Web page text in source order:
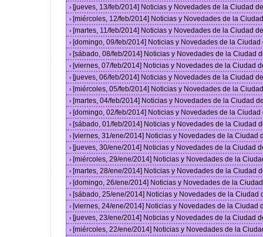
› [jueves, 13/feb/2014] Noticias y Novedades de la Ciudad
› [miércoles, 12/feb/2014] Noticias y Novedades de la
› [martes, 11/feb/2014] Noticias y Novedades de la Ciudad
› [domingo, 09/feb/2014] Noticias y Novedades de la
› [sábado, 08/feb/2014] Noticias y Novedades de la Ciudad
› [viernes, 07/feb/2014] Noticias y Novedades de la Ciudad
› [jueves, 06/feb/2014] Noticias y Novedades de la Ciudad
› [miércoles, 05/feb/2014] Noticias y Novedades de la
› [martes, 04/feb/2014] Noticias y Novedades de la Ciudad
› [domingo, 02/feb/2014] Noticias y Novedades de la
› [sábado, 01/feb/2014] Noticias y Novedades de la Ciudad
› [viernes, 31/ene/2014] Noticias y Novedades de la Ciudad
› [jueves, 30/ene/2014] Noticias y Novedades de la Ciudad
› [miércoles, 29/ene/2014] Noticias y Novedades de la
› [martes, 28/ene/2014] Noticias y Novedades de la Ciudad
› [domingo, 26/ene/2014] Noticias y Novedades de la
› [sábado, 25/ene/2014] Noticias y Novedades de la Ciudad
› [viernes, 24/ene/2014] Noticias y Novedades de la Ciudad
› [jueves, 23/ene/2014] Noticias y Novedades de la Ciudad
› [miércoles, 22/ene/2014] Noticias y Novedades de la